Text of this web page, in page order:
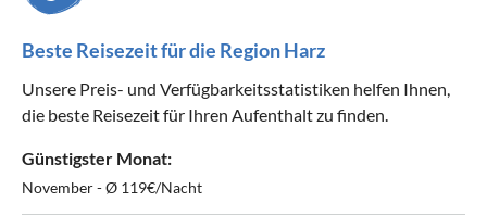
Beste Reisezeit für die Region Harz
Unsere Preis- und Verfügbarkeitsstatistiken helfen Ihnen,
die beste Reisezeit für Ihren Aufenthalt zu finden.
Günstigster Monat:
November - Ø 119€/Nacht